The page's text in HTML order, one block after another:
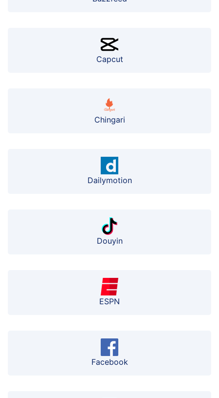
Capcut
Chingari
Dailymotion
Douyin
ESPN
Facebook